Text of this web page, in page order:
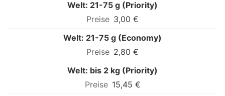
Welt: 21-75 g (Priority)
3,00 €
Welt: 21-75 g (Economy)
2,80 €
Welt: bis 2 kg (Priority)
15,45 €